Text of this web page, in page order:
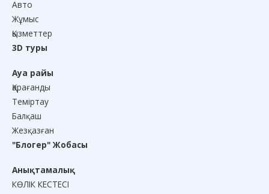
Авто
Жұмыс
Қызметтер
3D туры
Ауа райы
Қарағанды
Теміртау
Балқаш
Жезқазған
"Блогер" Жобасы
Анықтамалық
КӨЛІК КЕСТЕСІ